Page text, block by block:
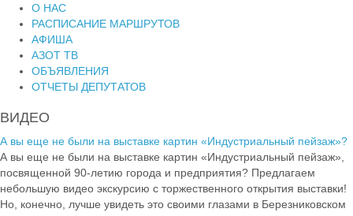
О НАС
РАСПИСАНИЕ МАРШРУТОВ
АФИША
АЗОТ ТВ
ОБЪЯВЛЕНИЯ
ОТЧЕТЫ ДЕПУТАТОВ
ВИДЕО
А вы еще не были на выставке картин «Индустриальный пейзаж»?
А вы еще не были на выставке картин «Индустриальный пейзаж»,
посвященной 90-летию города и предприятия? Предлагаем
небольшую видео экскурсию с торжественного открытия выставки!
Но, конечно, лучше увидеть это своими глазами в Березниковском